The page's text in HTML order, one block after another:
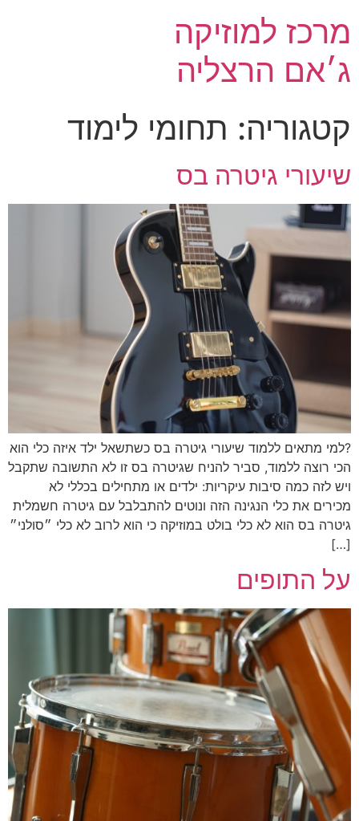
מרכז למוזיקה
ג׳אם הרצליה
קטגוריה: תחומי לימוד
שיעורי גיטרה בס
?למי מתאים ללמוד שיעורי גיטרה בס כשתשאל ילד איזה כלי הוא
הכי רוצה ללמוד, סביר להניח שגיטרה בס זו לא התשובה שתקבל
ויש לזה כמה סיבות עיקריות: ילדים או מתחילים בכללי לא
מכירים את כלי הנגינה הזה ונוטים להתבלבל עם גיטרה חשמלית
גיטרה בס הוא לא כלי בולט במוזיקה כי הוא לרוב לא כלי ״סולני״
[…]
על התופים